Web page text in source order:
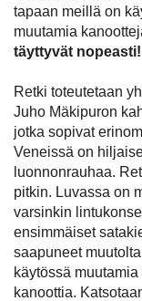
tapaan meillä on
muutamia
täyttyvät nopeasti!
Retki toteutetaan
Juho Mäkipuron
jotka sopivat
Veneissä on
luonnonrauhaa.
pitkin. Luvassa on
varsinkin
ensimmäiset
saapuneet
käytössä
kanoottia.